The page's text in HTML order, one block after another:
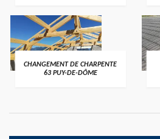
CHANGEMENT DE CHARPENTE
63 PUY-DE-DÔME